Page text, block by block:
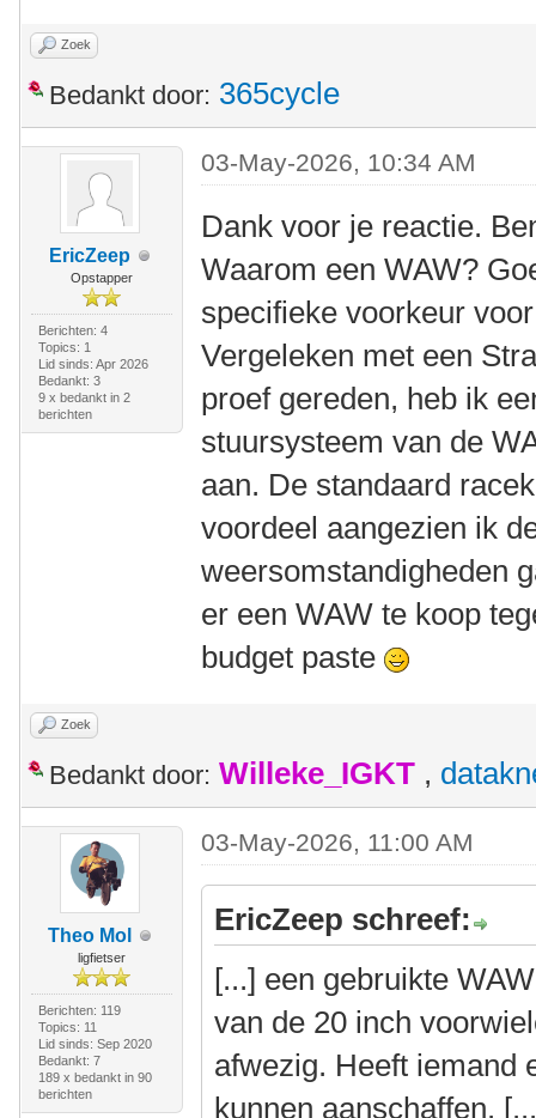
Zoek
Bedankt door: 365cycle
EricZeep
Opstapper
Berichten: 4
Topics: 1
Lid sinds: Apr 2026
Bedankt: 3
9 x bedankt in 2
berichten
03-May-2026, 10:34 AM
Dank voor je reactie.
Waarom een WAW?
specifieke voorkeur
Vergeleken met een
proef gereden, heb ik
stuursysteem van de
aan. De standaard
voordeel aangezien ik
weersomstandigheden
er een WAW te koop
budget paste
Zoek
Bedankt door: Willeke_IGKT ,
Theo Mol
ligfietser
Berichten: 119
Topics: 11
Lid sinds: Sep 2020
Bedankt: 7
189 x bedankt in 90
berichten
03-May-2026, 11:00 AM
EricZeep schreef:
[...] een gebruikte
van de 20 inch
afwezig. Heeft iemand
kunnen aanschaffen.